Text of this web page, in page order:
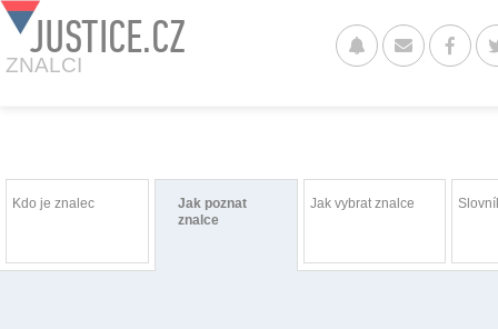
JUSTICE.CZ
ZNALCI
Kdo je znalec
Jak poznat
znalce
Jak vybrat znalce